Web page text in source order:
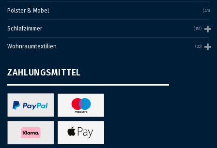
Pölster & Möbel (43)
Schlafzimmer (151)
Wohnraumtextilien (20)
ZAHLUNGSMITTEL